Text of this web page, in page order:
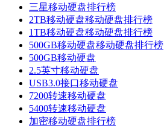
三星移动硬盘排行榜
2TB移动硬盘移动硬盘排行榜
1TB移动硬盘移动硬盘排行榜
500GB移动硬盘移动硬盘排行榜
500GB移动硬盘
2.5英寸移动硬盘
USB3.0接口移动硬盘
7200转速移动硬盘
5400转速移动硬盘
加密移动硬盘排行榜